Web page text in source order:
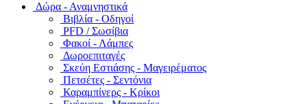
Δώρα - Αναμνηστικά
Βιβλία - Οδηγοί
PFD / Σωσίβια
Φακοί - Λάμπες
Δωροεπιταγές
Σκεύη Εστιάσης - Μαγειρέματος
Πετσέτες - Σεντόνια
Καραμπίνερς - Κρίκοι